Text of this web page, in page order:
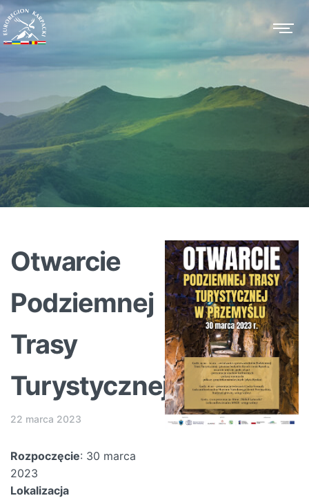
Otwarcie
Podziemnej
Trasy
Turystycznej
22 marca 2023
Rozpoczęcie: 30 marca
2023
Lokalizacja